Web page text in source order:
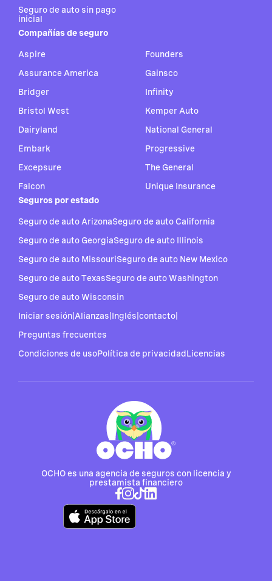
OCHO es una agencia de seguros con licencia y
prestamista financiero
Seguro de auto sin pago
inicial
Compañías de seguro
Aspire
Assurance America
Bridger
Bristol West
Dairyland
Embark
Excepsure
Falcon
Founders
Gainsco
Infinity
Kemper Auto
National General
Progressive
The General
Unique Insurance
Seguros por estado
Seguro de auto ArizonaSeguro de auto California
Seguro de auto GeorgiaSeguro de auto Illinois
Seguro de auto MissouriSeguro de auto New Mexico
Seguro de auto TexasSeguro de auto Washington
Seguro de auto Wisconsin
Iniciar sesión Alianzas Inglés contacto
Preguntas frecuentes
Condiciones de usoPolítica de privacidadLicencias